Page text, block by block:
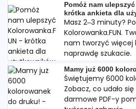
Pomóż nam
krótka ankieta dla
Masz 2–3 minuty?
Kolorowanka.FUN.
nam tworzyć więcej
naprawdę szukacie.
Mamy już 6000
Świętujemy 6000
Zobacz, co udało
darmowe PDF-y